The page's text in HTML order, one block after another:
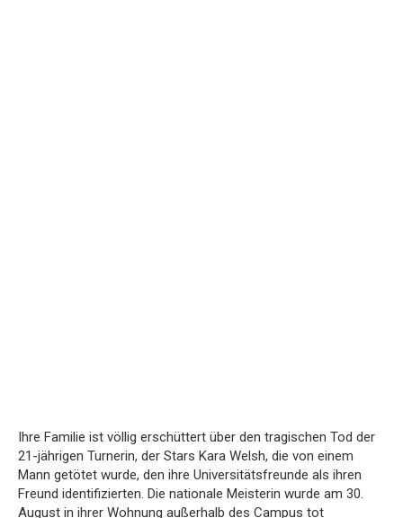
Ihre Familie ist völlig erschüttert über den tragischen Tod der
21-jährigen Turnerin, der Stars Kara Welsh, die von einem
Mann getötet wurde, den ihre Universitätsfreunde als ihren
Freund identifizierten. Die nationale Meisterin wurde am 30.
August in ihrer Wohnung außerhalb des Campus tot